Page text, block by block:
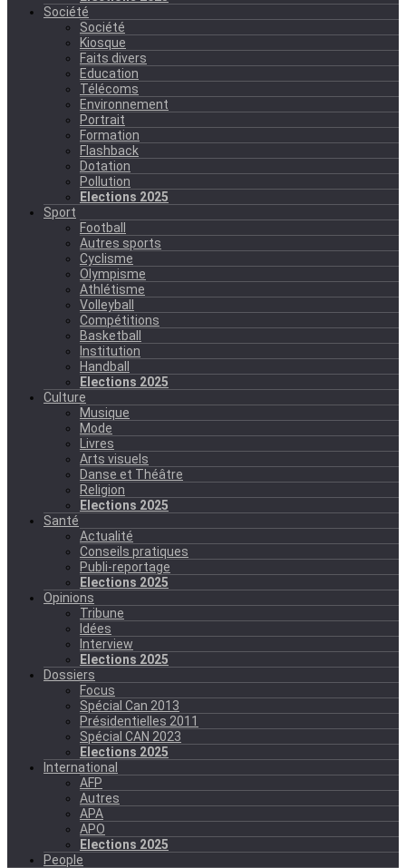
Société
Société
Kiosque
Faits divers
Education
Télécoms
Environnement
Portrait
Formation
Flashback
Dotation
Pollution
Elections 2025
Sport
Football
Autres sports
Cyclisme
Olympisme
Athlétisme
Volleyball
Compétitions
Basketball
Institution
Handball
Elections 2025
Culture
Musique
Mode
Livres
Arts visuels
Danse et Théâtre
Religion
Elections 2025
Santé
Actualité
Conseils pratiques
Publi-reportage
Elections 2025
Opinions
Tribune
Idées
Interview
Elections 2025
Dossiers
Focus
Spécial Can 2013
Présidentielles 2011
Spécial CAN 2023
Elections 2025
International
AFP
Autres
APA
APO
Elections 2025
People